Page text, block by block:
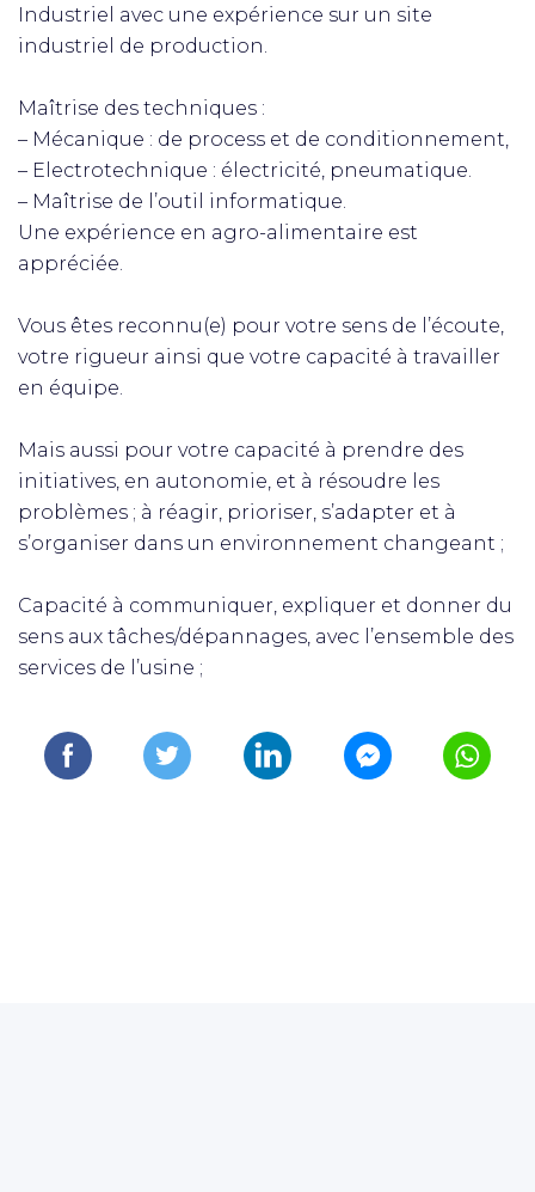
Industriel avec une expérience sur un site
industriel de production.
Maîtrise des techniques :
– Mécanique : de process et de conditionnement,
– Electrotechnique : électricité, pneumatique.
– Maîtrise de l’outil informatique.
Une expérience en agro-alimentaire est
appréciée.
Vous êtes reconnu(e) pour votre sens de l’écoute,
votre rigueur ainsi que votre capacité à travailler
en équipe.
Mais aussi pour votre capacité à prendre des
initiatives, en autonomie, et à résoudre les
problèmes ; à réagir, prioriser, s’adapter et à
s’organiser dans un environnement changeant ;
Capacité à communiquer, expliquer et donner du
sens aux tâches/dépannages, avec l’ensemble des
services de l’usine ;